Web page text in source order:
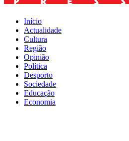
Início
Actualidade
Cultura
Região
Opinião
Política
Desporto
Sociedade
Educação
Economia